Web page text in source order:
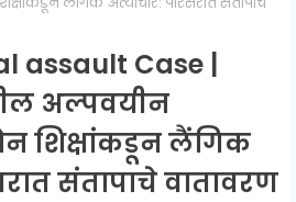
assault Case |
अल्पवयीन
शिक्षांकडून लैंगिक
संतापाचे वातावरण